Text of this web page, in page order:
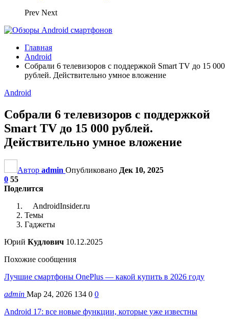
Prev Next
Главная
Android
Собрали 6 телевизоров с поддержкой Smart TV до 15 000
рублей. Действительно умное вложение
Android
Собрали 6 телевизоров с поддержкой
Smart TV до 15 000 рублей.
Действительно умное вложение
Автор admin Опубликовано Дек 10, 2025
0 55
Поделится
AndroidInsider.ru
Темы
Гаджеты
Юрий Кудлович 10.12.2025
Похожие сообщения
Лучшие смартфоны OnePlus — какой купить в 2026 году
admin Мар 24, 2026 134 0 0
Android 17: все новые функции, которые уже известны